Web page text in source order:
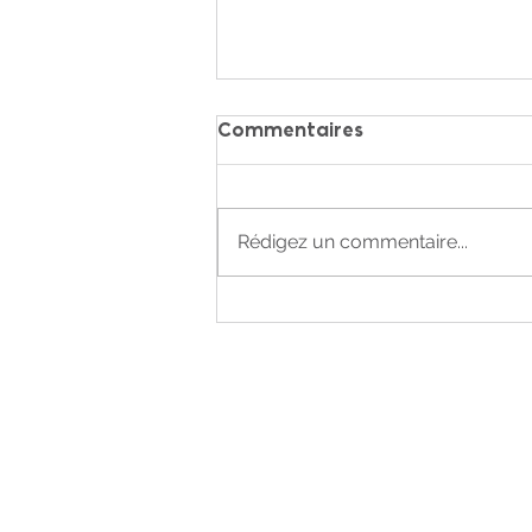
Cap au large
Commentaires
Rédigez un commentaire...